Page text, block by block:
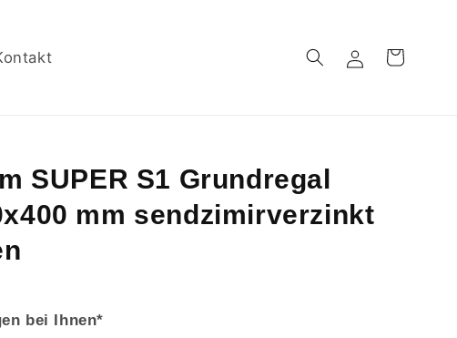
EinloggenWarenkorb
SUPER S1 Grundregal
mm sendzimirverzinkt
bei Ihnen*